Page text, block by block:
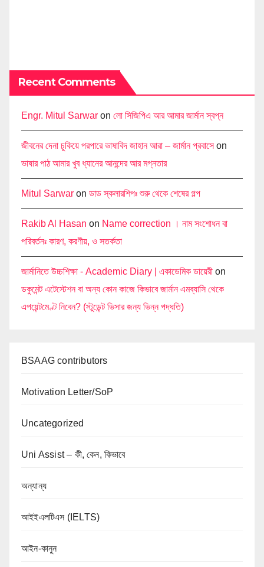
Recent Comments
Engr. Mitul Sarwar on লো সিজিপিএ আর আমার জার্মান স্বপ্ন
জীবনের দেনা চুকিয়ে পরপারে ভাষাবিদ জাহান আরা – জার্মান প্রবাসেon
ভাষার পাঠ আমার খুব ধ্যানের আনন্দের আর মগ্নতার
Mitul Sarwar on ডাড স্কলারশিপঃ শুরু থেকে শেষের গল্প
Rakib Al Hasan on Name correction । নাম সংশোধন বা
পরিবর্তনঃ কারণ, করণীয়, ও সতর্কতা
জার্মানিতে উচ্চশিক্ষা - Academic Diary | একাডেমিক ডায়েরী on
ডকুমেন্ট এটেস্টেশন বা অন্য কোন কাজে কিভাবে জার্মান এমব্যাসি থেকে
এপয়েন্টমেণ্ট নিবেন? (স্টুডেন্ট ভিসার জন্য ভিন্ন পদ্ধতি)
BSAAG contributors
Motivation Letter/SoP
Uncategorized
Uni Assist – কী, কেন, কিভাবে
অন্যান্য
আইইএলটিএস (IELTS)
আইন-কানুন